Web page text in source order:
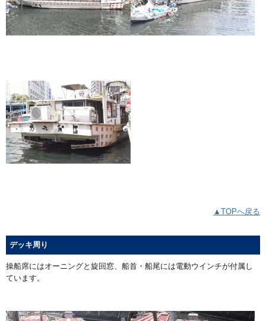
▲TOPへ戻る
デッキ周り
操船席にはオーニングと旋回窓、船首・船尾には電動ウインチが付属し
ています。